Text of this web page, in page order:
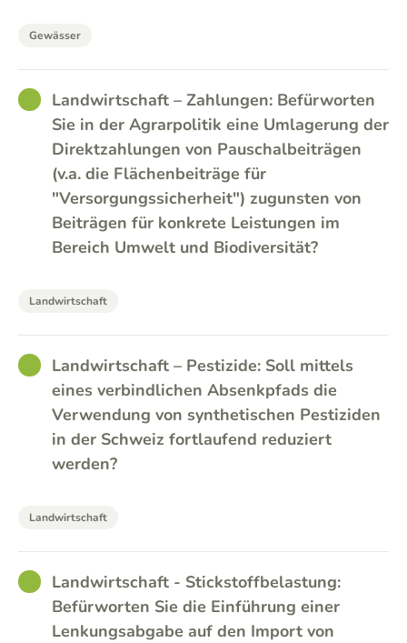
Gewässer
GOODLandwirtschaft – Zahlungen: Befürworten
Sie in der Agrarpolitik eine Umlagerung der
Direktzahlungen von Pauschalbeiträgen
(v.a. die Flächenbeiträge für
"Versorgungssicherheit") zugunsten von
Beiträgen für konkrete Leistungen im
Bereich Umwelt und Biodiversität?
Landwirtschaft
GOODLandwirtschaft – Pestizide: Soll mittels
eines verbindlichen Absenkpfads die
Verwendung von synthetischen Pestiziden
in der Schweiz fortlaufend reduziert
werden?
Landwirtschaft
GOODLandwirtschaft - Stickstoffbelastung:
Befürworten Sie die Einführung einer
Lenkungsabgabe auf den Import von